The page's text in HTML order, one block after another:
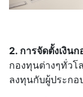
2. การจัดตั้งเงิน
กองทุนต่างๆทั่วโ
ลงทุนกับผู้ประก